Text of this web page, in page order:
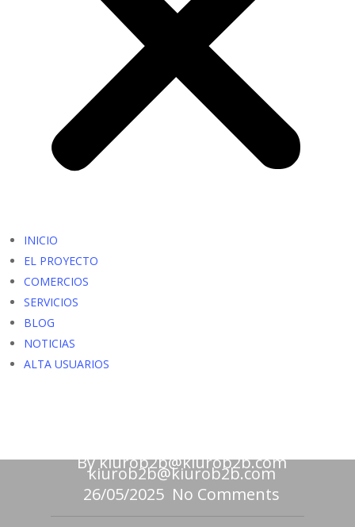
INICIO
EL PROYECTO
COMERCIOS
SERVICIOS
BLOG
NOTICIAS
ALTA USUARIOS
Bykiurob2b@kiurob2b.com
kiurob2b@kiurob2b.com
26/05/2025 No Comments